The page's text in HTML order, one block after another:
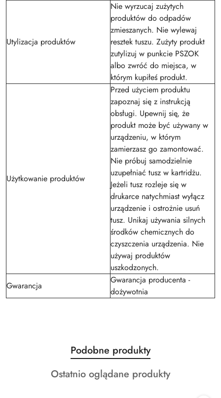
Utylizacja produktów
Nie wyrzucaj zużytych
produktów do odpadów
zmieszanych. Nie wylewaj
resztek tuszu. Zużyty produkt
zutylizuj w punkcie PSZOK
albo zwróć do miejsca, w
którym kupiłeś produkt.
Użytkowanie produktów
Przed użyciem produktu
zapoznaj się z instrukcją
obsługi. Upewnij się, że
produkt może być używany w
urządzeniu, w którym
zamierzasz go zamontować.
Nie próbuj samodzielnie
uzupełniać tusz w kartridżu.
Jeżeli tusz rozleje się w
drukarce natychmiast wyłącz
urządzenie i ostrożnie usuń
tusz. Unikaj używania silnych
środków chemicznych do
czyszczenia urządzenia. Nie
używaj produktów
uszkodzonych.
Gwarancja
Gwarancja producenta -
dożywotnia
Pomiń karuzelę produktów
Produkty
o
statusie:
Podobne produkty
Produkty
Ostatnio oglądane produkty